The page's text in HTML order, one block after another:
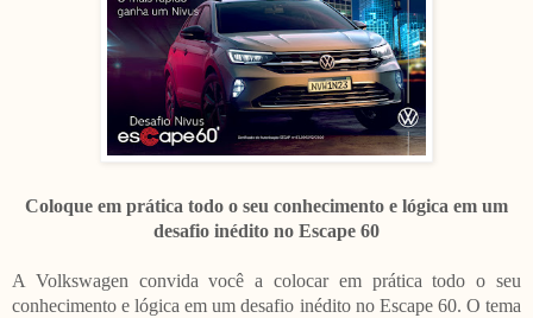
Coloque em prática todo o seu conhecimento e lógica em um
desafio inédito no Escape 60
A Volkswagen convida você a colocar em prática todo o seu
conhecimento e lógica em um desafio inédito no Escape 60. O tema